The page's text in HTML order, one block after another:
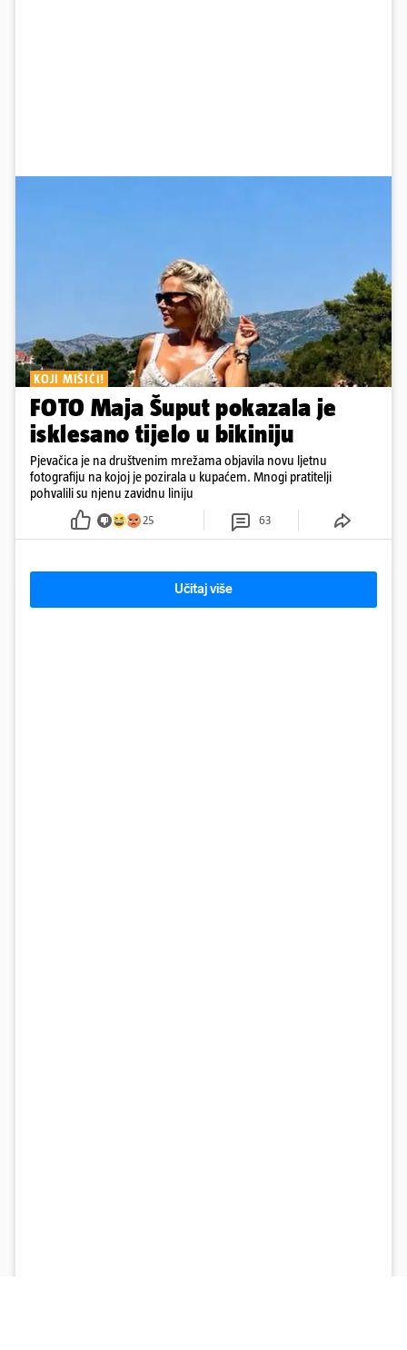
KOJI MIŠIĆI!
FOTO Maja Šuput pokazala je
isklesano tijelo u bikiniju
Pjevačica je na društvenim mrežama objavila novu ljetnu
fotografiju na kojoj je pozirala u kupaćem. Mnogi pratitelji
pohvalili su njenu zavidnu liniju
25 63
Učitaj više